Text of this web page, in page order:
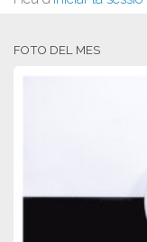
FOTO DEL MES